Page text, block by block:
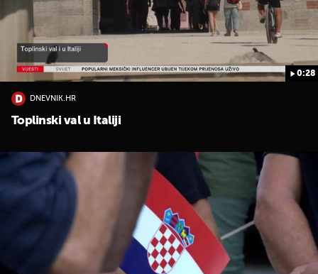
0:28
DNEVNIK.HR
Toplinski val u Italiji